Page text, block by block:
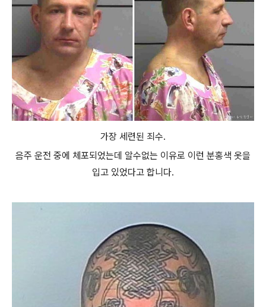
가장 세련된 죄수.
음주 운전 중에 체포되었는데 알수없는 이유로 이런 분홍색 옷을
입고 있었다고 합니다.